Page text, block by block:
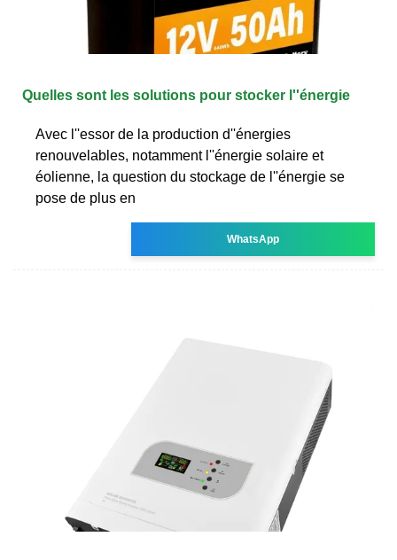
Quelles sont les solutions pour stocker l''énergie
Avec l''essor de la production d''énergies
renouvelables, notamment l''énergie solaire et
éolienne, la question du stockage de l''énergie se
pose de plus en
WhatsApp